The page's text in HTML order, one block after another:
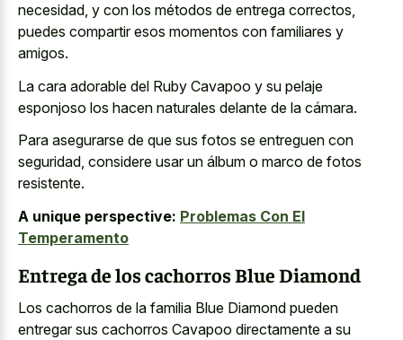
necesidad, y con los métodos de entrega correctos,
puedes compartir esos momentos con familiares y
amigos.
La cara adorable del Ruby Cavapoo y su pelaje
esponjoso los hacen naturales delante de la cámara.
Para asegurarse de que sus fotos se entreguen con
seguridad, considere usar un álbum o marco de fotos
resistente.
A unique perspective: Problemas Con El
Temperamento
Entrega de los cachorros Blue Diamond
Los cachorros de la familia Blue Diamond pueden
entregar sus cachorros Cavapoo directamente a su